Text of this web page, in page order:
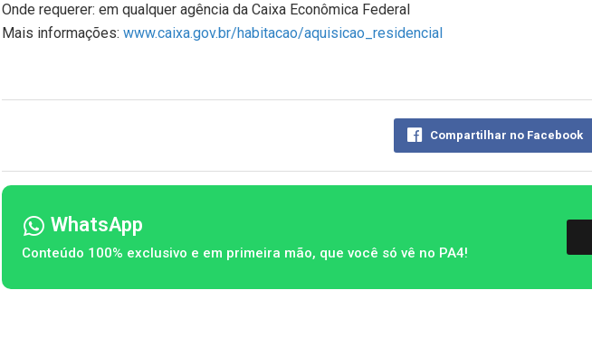
Onde requerer: em qualquer agência da Caixa Econômica Federal
Mais informações: www.caixa.gov.br/habitacao/aquisicao_residencial
Compartilhar no Facebook
WhatsApp
Conteúdo 100% exclusivo e em primeira mão, que você só vê no PA4!